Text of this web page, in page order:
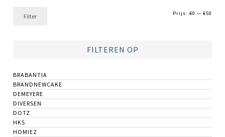
Filter Prijs: €0 — €50
FILTEREN OP
BRABANTIA
BRANDNEWCAKE
DEMEYERE
DIVERSEN
DOTZ
HKS
HOMIEZ